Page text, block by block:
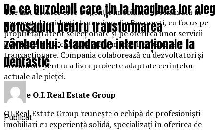
The List Estates este o agenție imobiliară specializată în
segmentul rezidențial premium din București, cu focus pe
proprietăți atent selecționate și pe oferirea unor servicii
integrate, de la consultanță și marketing până la
tranzacționare. Compania colaborează cu dezvoltatori și
investitori pentru a livra proiecte adaptate cerințelor
actuale ale pieței.
Despre O.I. Real Estate Group
OI Real Estate Group reunește o echipă de profesioniști
imobiliari cu experiență solidă, specializați în oferirea de
De ce buzoienii care țin la imaginea lor aleg
Botoșaniul pentru transformarea
zâmbetului: Standarde internaționale la
Dentastic
Publicat